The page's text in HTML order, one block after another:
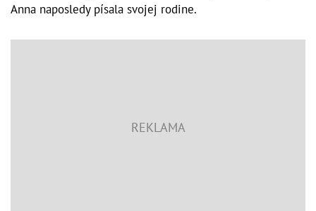
Anna naposledy písala svojej rodine.